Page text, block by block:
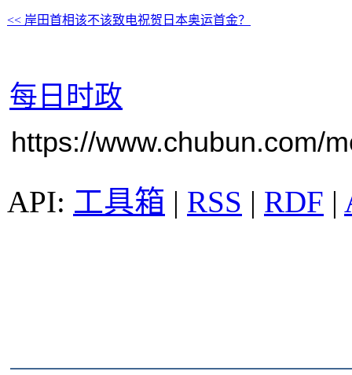
<< 岸田首相该不该致电祝贺日本奥运首金？
每日时政
https://www.chubun.com/
工具箱 | RSS | RDF |